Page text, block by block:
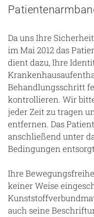
Da uns Ihre
im Mai 2012 das
dient dazu, Ihre
Behandlungsschritt
kontrollieren. Wir
jeder Zeit zu tragen
entfernen. Das
anschließend unter
Bedingungen
Ihre
keiner Weise
auch seine